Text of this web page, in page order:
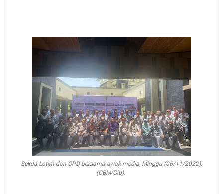
Sekda Lotim dan OPD bersama awak media, Minggu (06/11/2022).
(CBM/Gib).